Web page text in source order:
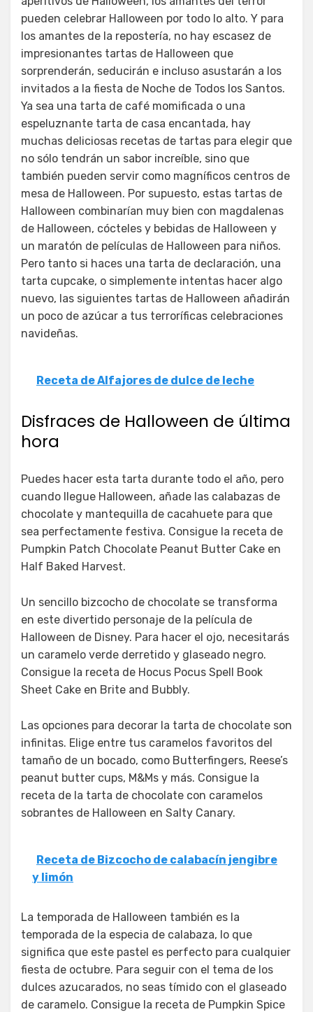
pueden celebrar Halloween por todo lo alto. Y para
los amantes de la repostería, no hay escasez de
impresionantes tartas de Halloween que
sorprenderán, seducirán e incluso asustarán a los
invitados a la fiesta de Noche de Todos los Santos.
Ya sea una tarta de café momificada o una
espeluznante tarta de casa encantada, hay
muchas deliciosas recetas de tartas para elegir que
no sólo tendrán un sabor increíble, sino que
también pueden servir como magníficos centros de
mesa de Halloween. Por supuesto, estas tartas de
Halloween combinarían muy bien con magdalenas
de Halloween, cócteles y bebidas de Halloween y
un maratón de películas de Halloween para niños.
Pero tanto si haces una tarta de declaración, una
tarta cupcake, o simplemente intentas hacer algo
nuevo, las siguientes tartas de Halloween añadirán
un poco de azúcar a tus terroríficas celebraciones
navideñas.
Receta de Alfajores de dulce de leche
Disfraces de Halloween de última
hora
Puedes hacer esta tarta durante todo el año, pero
cuando llegue Halloween, añade las calabazas de
chocolate y mantequilla de cacahuete para que
sea perfectamente festiva. Consigue la receta de
Pumpkin Patch Chocolate Peanut Butter Cake en
Half Baked Harvest.
Un sencillo bizcocho de chocolate se transforma
en este divertido personaje de la película de
Halloween de Disney. Para hacer el ojo, necesitarás
un caramelo verde derretido y glaseado negro.
Consigue la receta de Hocus Pocus Spell Book
Sheet Cake en Brite and Bubbly.
Las opciones para decorar la tarta de chocolate son
infinitas. Elige entre tus caramelos favoritos del
tamaño de un bocado, como Butterfingers, Reese’s
peanut butter cups, M&Ms y más. Consigue la
receta de la tarta de chocolate con caramelos
sobrantes de Halloween en Salty Canary.
Receta de Bizcocho de calabacín jengibre
y limón
La temporada de Halloween también es la
temporada de la especia de calabaza, lo que
significa que este pastel es perfecto para cualquier
fiesta de octubre. Para seguir con el tema de los
dulces azucarados, no seas tímido con el glaseado
de caramelo. Consigue la receta de Pumpkin Spice